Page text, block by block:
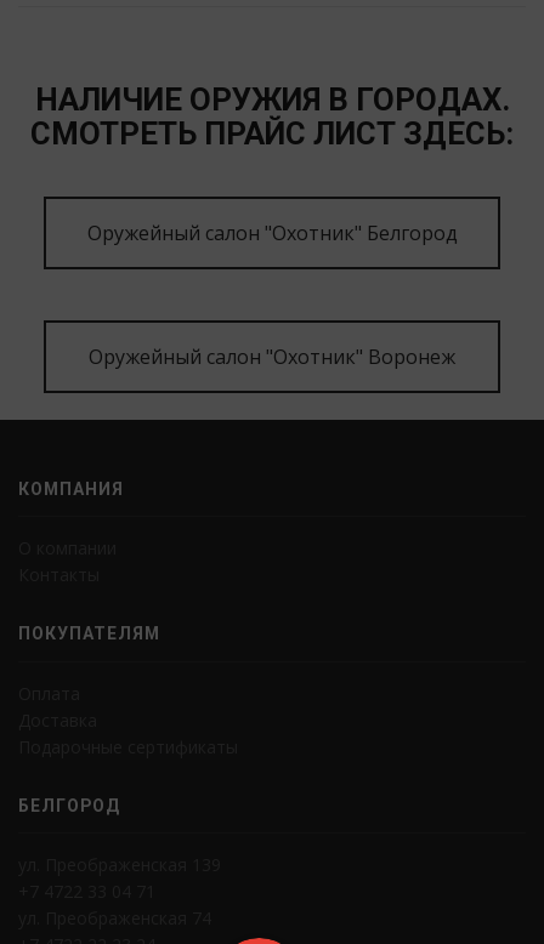
НАЛИЧИЕ ОРУЖИЯ В ГОРОДАХ.
СМОТРЕТЬ ПРАЙС ЛИСТ ЗДЕСЬ:
Оружейный салон "Охотник" Белгород
Оружейный салон "Охотник" Воронеж
КОМПАНИЯ
ПОКУПАТЕЛЯМ
БЕЛГОРОД